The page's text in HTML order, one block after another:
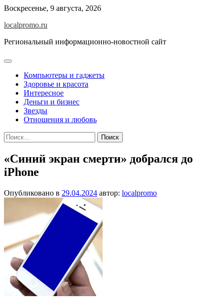
Перейти
содержимому
Воскресенье, 9 августа, 2026
localpromo.ru
Региональный информационно-новостной сайт
Компьютеры и гаджеты
Здоровье и красота
Интересное
Деньги и бизнес
Звезды
Отношения и любовь
Найти:
«Синий экран смерти» добрался до
iPhone
Опубликовано в 29.04.2024 автор: localpromo